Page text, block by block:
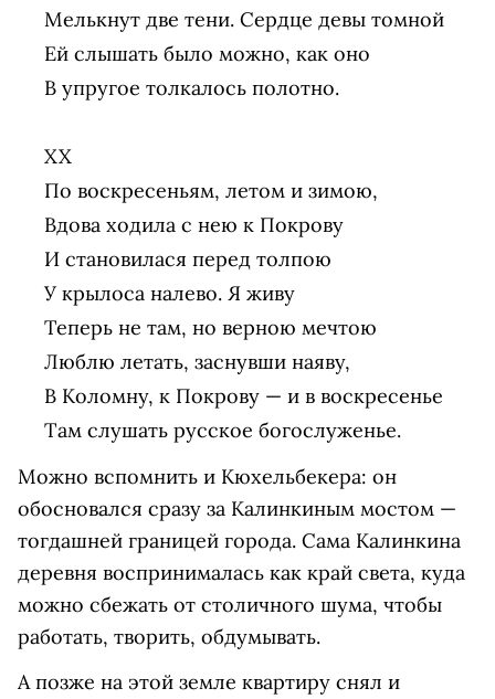
Мелькнут две тени. Сердце девы томной
Ей слышать было можно, как оно
В упругое толкалось полотно.
XX
По воскресеньям, летом и зимою,
Вдова ходила с нею к Покрову
И становилася перед толпою
У крылоса налево. Я живу
Теперь не там, но верною мечтою
Люблю летать, заснувши наяву,
В Коломну, к Покрову — и в воскресенье
Можно вспомнить и Кюхельбекера: он
обосновался сразу за Калинкиным мостом —
тогдашней границей города. Сама Калинкина
деревня воспринималась как край света, куда
можно сбежать от столичного шума, чтобы
работать, творить, обдумывать.
А позже на этой земле квартиру снял и